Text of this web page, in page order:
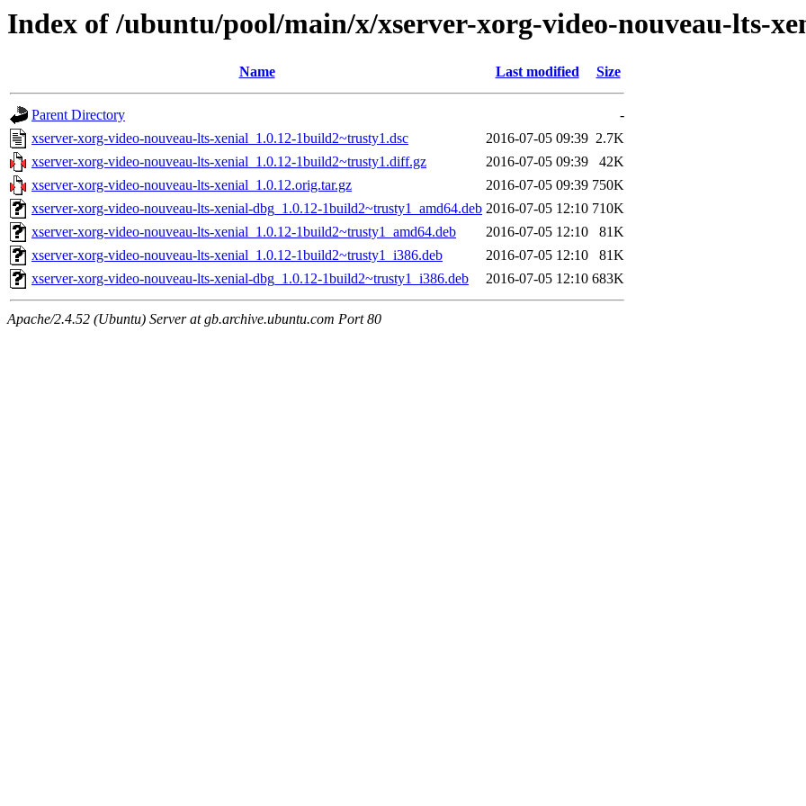
Index of /ubuntu/pool/main/x/xserver-xorg-video-nouveau-lts-
Name Last modified Size
Parent Directory
-
xserver-xorg-video-nouveau-lts-xenial_1.0.12-1build2~trusty1.dsc
2016-07-05 09:39 2.7K
xserver-xorg-video-nouveau-lts-xenial_1.0.12-1build2~trusty1.diff.gz
2016-07-05 09:39
42K
xserver-xorg-video-nouveau-lts-xenial_1.0.12.orig.tar.gz
2016-07-05 09:39 750K
xserver-xorg-video-nouveau-lts-xenial-dbg_1.0.12-1build2~trusty1_amd64.deb 2016-07-05 12:10 710K
xserver-xorg-video-nouveau-lts-xenial_1.0.12-1build2~trusty1_amd64.deb
2016-07-05 12:10
81K
xserver-xorg-video-nouveau-lts-xenial_1.0.12-1build2~trusty1_i386.deb
2016-07-05 12:10
81K
xserver-xorg-video-nouveau-lts-xenial-dbg_1.0.12-1build2~trusty1_i386.deb
2016-07-05 12:10 683K
Apache/2.4.52 (Ubuntu) Server at gb.archive.ubuntu.com Port 80